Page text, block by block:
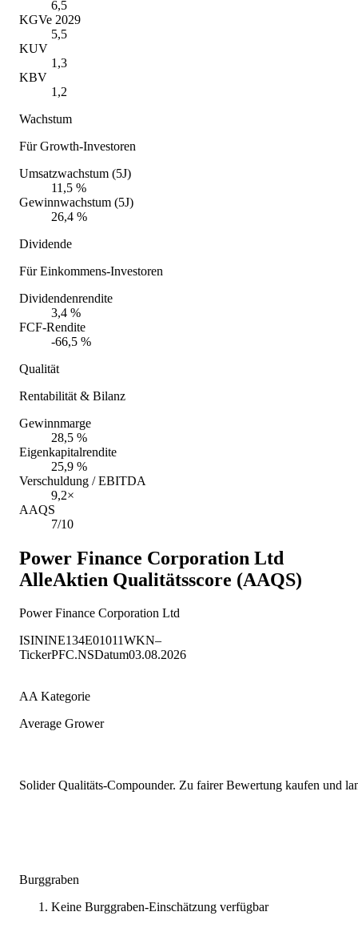
6,5
KGVe 2029
5,5
KUV
1,3
KBV
1,2
Wachstum
Für Growth-Investoren
Umsatzwachstum (5J)
11,5 %
Gewinnwachstum (5J)
26,4 %
Dividende
Für Einkommens-Investoren
Dividendenrendite
3,4 %
FCF-Rendite
-66,5 %
Qualität
Rentabilität & Bilanz
Gewinnmarge
28,5 %
Eigenkapitalrendite
25,9 %
Verschuldung / EBITDA
9,2×
AAQS
7/10
Power Finance Corporation Ltd
AlleAktien Qualitätsscore (AAQS)
Power Finance Corporation Ltd
ISININE134E01011WKN–
TickerPFC.NSDatum03.08.2026
AA Kategorie
Average Grower
Solider Qualitäts-Compounder. Zu fairer Bewertung kaufen und
Burggraben
Keine Burggraben-Einschätzung verfügbar